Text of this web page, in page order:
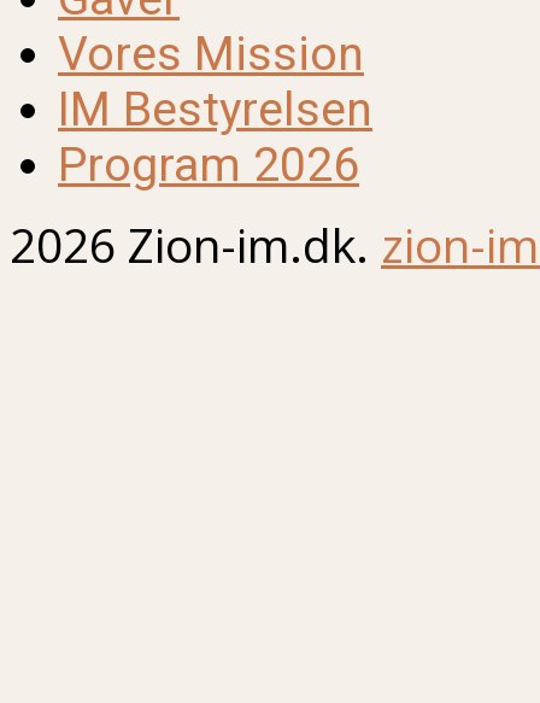
Vores Mission
IM Bestyrelsen
Program 2026
2026 Zion-im.dk. zion-